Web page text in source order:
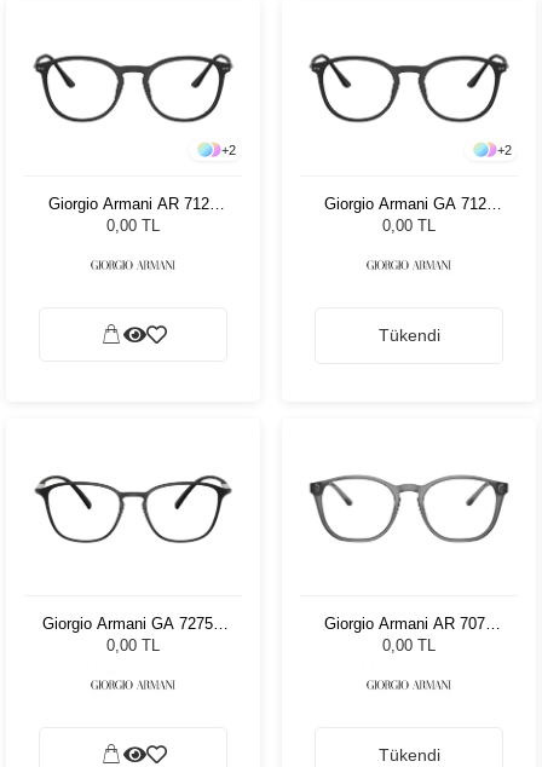
+2
Giorgio Armani AR 7125
5042 50
0,00 TL
+2
Giorgio Armani GA 7125
5042 52
0,00 TL
Tükendi
Giorgio Armani GA 7275U
5042 52
0,00 TL
Giorgio Armani AR 7074
5681 50
0,00 TL
Tükendi